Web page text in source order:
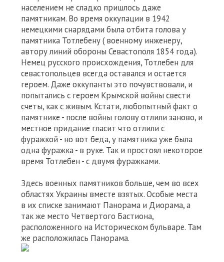
населением не сладко пришлось даже
памятникам. Во время оккупации в 1942
немецкими снарядами была отбита голова у
памятника Тотлебену ( военному инженеру,
автору линий обороны Севастополя 1854 года).
Немец русского происхождения, Тотлебен для
севастопольцев всегда оставался и остается
героем. Даже оккупанты это почувствовали, и
попытались с героем Крымской войны свести
счеты, как с живым. Кстати, любопытный факт о
памятнике - после войны голову отлили заново, и
местное придание гласит что отлили с
фуражкой - но вот беда, у памятника уже была
одна фуражка - в руке. Так и простоял некоторое
время Тотлебен - с двумя фуражками.
Здесь военных памятников больше, чем во всех
областях Украины вместе взятых. Особые места
в их списке занимают Панорама и Диорама, а
так же место Четвертого Бастиона,
расположенного на Историческом бульваре. Там
же расположилась Панорама.